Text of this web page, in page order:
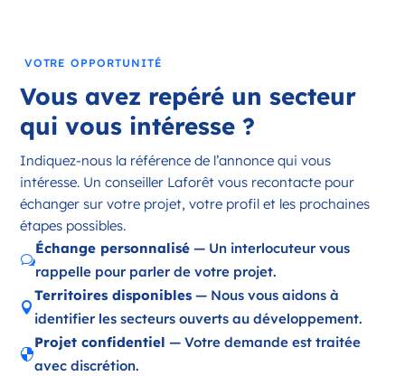
Candidater
Opportunité d’ouverture à Ambazac
Ambazac Nouvelle-Aquitaine
France
Référence: 87002
Plus d'infos
Candidater
VOTRE OPPORTUNITÉ
Vous avez repéré un secteur
qui vous intéresse ?
Indiquez-nous la référence de l’annonce qui vous
intéresse. Un conseiller Laforêt vous recontacte pour
échanger sur votre projet, votre profil et les prochaines
étapes possibles.
w
Échange personnalisé — Un interlocuteur vous
rappelle pour parler de votre projet.

Territoires disponibles — Nous vous aidons à
identifier les secteurs ouverts au développement.

Projet confidentiel — Votre demande est traitée
avec discrétion.